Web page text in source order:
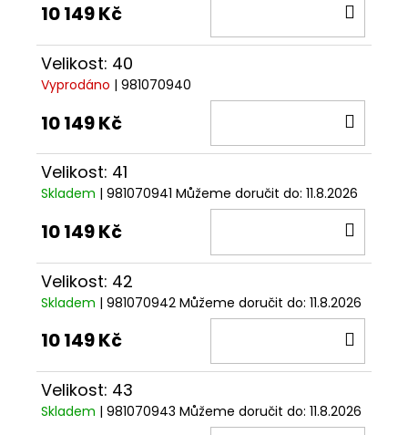
10 149 Kč
Velikost: 40
Vyprodáno | 981070940
10 149 Kč
Velikost: 41
Skladem | 981070941 Můžeme doručit do: 11.8.2026
10 149 Kč
Velikost: 42
Skladem | 981070942 Můžeme doručit do: 11.8.2026
10 149 Kč
Velikost: 43
Skladem | 981070943 Můžeme doručit do: 11.8.2026